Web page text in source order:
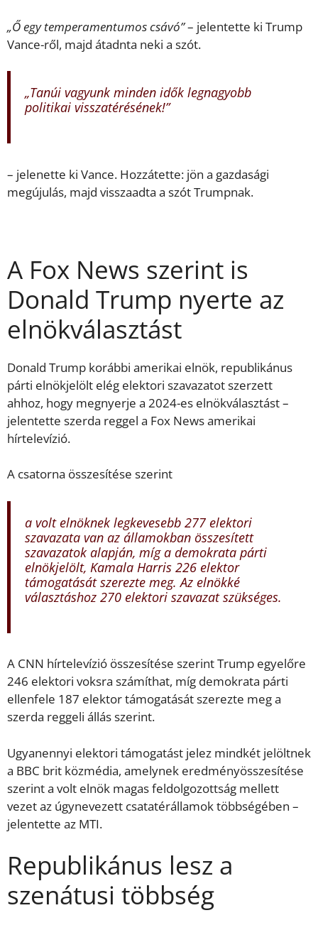
„Ő egy temperamentumos csávó”– jelentette ki Trump
Vance-ről, majd átadnta neki a szót.
„Tanúi vagyunk minden idők legnagyobb
politikai visszatérésének!”
– jelenette ki Vance. Hozzátette: jön a gazdasági
megújulás, majd visszaadta a szót Trumpnak.
A Fox News szerint is
Donald Trump nyerte az
elnökválasztást
Donald Trump korábbi amerikai elnök, republikánus
párti elnökjelölt elég elektori szavazatot szerzett
ahhoz, hogy megnyerje a 2024-es elnökválasztást –
jelentette szerda reggel a Fox News amerikai
hírtelevízió.
A csatorna összesítése szerint
a volt elnöknek legkevesebb 277 elektori
szavazata van az államokban összesített
szavazatok alapján, míg a demokrata párti
elnökjelölt, Kamala Harris 226 elektor
támogatását szerezte meg. Az elnökké
választáshoz 270 elektori szavazat szükséges.
A CNN hírtelevízió összesítése szerint Trump egyelőre
246 elektori voksra számíthat, míg demokrata párti
ellenfele 187 elektor támogatását szerezte meg a
szerda reggeli állás szerint.
Ugyanennyi elektori támogatást jelez mindkét jelöltnek
a BBC brit közmédia, amelynek eredményösszesítése
szerint a volt elnök magas feldolgozottság mellett
vezet az úgynevezett csatatérállamok többségében –
jelentette az MTI.
Republikánus lesz a
szenátusi többség